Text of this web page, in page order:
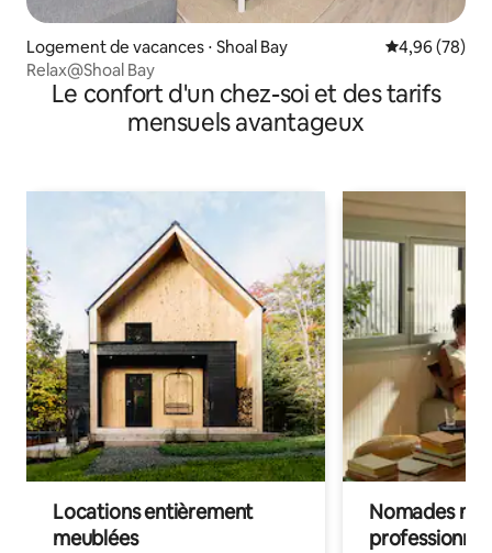
Logement de vacances ⋅ Shoal Bay Évaluation
4,96 (78)
Relax@Shoal Bay
Le confort d'un chez-soi et des tarifs
mensuels avantageux
Locations entièrement
meublées
Nomades